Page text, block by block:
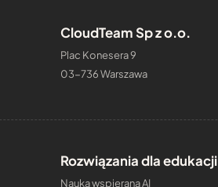
CloudTeam Sp z o.o.
Plac Konesera 9
03-736 Warszawa
Rozwiązania dla edukacji
Nauka wspierana AI